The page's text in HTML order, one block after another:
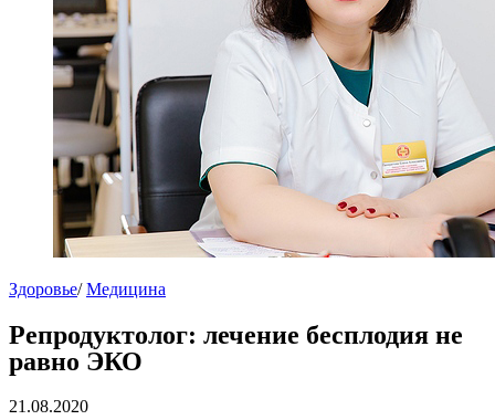
Здоровье/Медицина
Репродуктолог: лечение бесплодия не
равно ЭКО
21.08.2020